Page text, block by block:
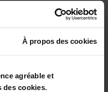
À propos des cookies
agréable et
des cookies.
:
quelques gouttes
dans les
:une
pour